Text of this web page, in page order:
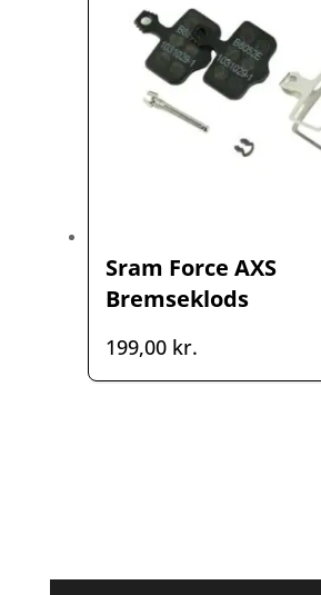
Sram Force AXS
Bremseklods
199,00 kr.